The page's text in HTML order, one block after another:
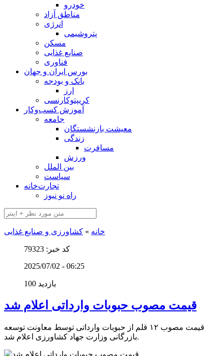
خودرو
مناطق آزاد
انرژی
پتروشیمی
مسکن
صنایع غذایی
فناوری
بورس ایران و جهان
بانک و بودجه
ارز
کریپتوکارنسی
آموزش کسب‌وکار
جامعه
معیشت بازنشستگان
زندگی
مسافرت
ورزش
بین الملل
سیاست
تجارت‌خانه
راه نو نیوز
خانه » کشاورزی و صنایع غذایی
کد خبر: 79323
2025/07/02 - 06:25
100 بازدید
قیمت مصوب حبوبات وارداتی اعلام شد
قیمت مصوب ۱۲ قلم از حبوبات وارداتی توسط معاونت توسعه
بازرگانی وزارت جهاد کشاورزی اعلام شد.